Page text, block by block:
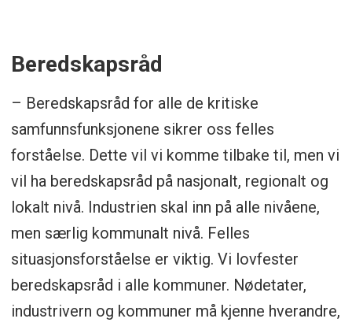
Beredskapsråd
– Beredskapsråd for alle de kritiske
samfunnsfunksjonene sikrer oss felles
forståelse. Dette vil vi komme tilbake til, men vi
vil ha beredskapsråd på nasjonalt, regionalt og
lokalt nivå. Industrien skal inn på alle nivåene,
men særlig kommunalt nivå. Felles
situasjonsforståelse er viktig. Vi lovfester
beredskapsråd i alle kommuner. Nødetater,
industrivern og kommuner må kjenne hverandre,